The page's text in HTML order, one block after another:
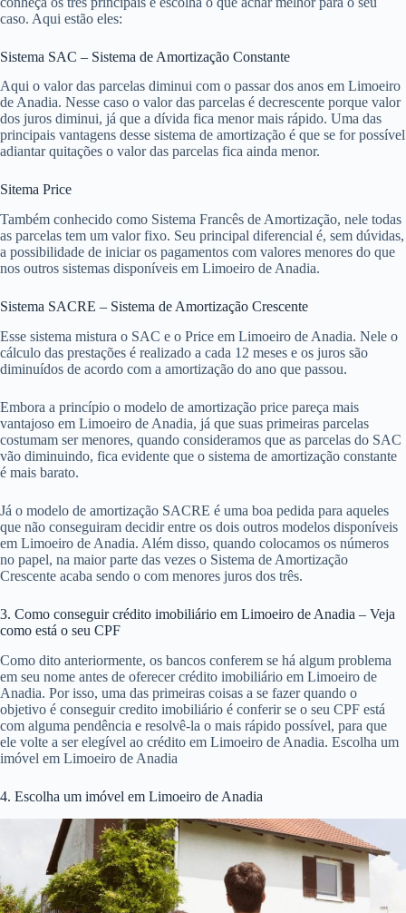
caso. Aqui estão eles:
Sistema SAC – Sistema de Amortização Constante
Aqui o valor das parcelas diminui com o passar dos anos em Limoeiro
de Anadia. Nesse caso o valor das parcelas é decrescente porque valor
dos juros diminui, já que a dívida fica menor mais rápido. Uma das
principais vantagens desse sistema de amortização é que se for possível
adiantar quitações o valor das parcelas fica ainda menor.
Sitema Price
Também conhecido como Sistema Francês de Amortização, nele todas
as parcelas tem um valor fixo. Seu principal diferencial é, sem dúvidas,
a possibilidade de iniciar os pagamentos com valores menores do que
nos outros sistemas disponíveis em Limoeiro de Anadia.
Sistema SACRE – Sistema de Amortização Crescente
Esse sistema mistura o SAC e o Price em Limoeiro de Anadia. Nele o
cálculo das prestações é realizado a cada 12 meses e os juros são
diminuídos de acordo com a amortização do ano que passou.
Embora a princípio o modelo de amortização price pareça mais
vantajoso em Limoeiro de Anadia, já que suas primeiras parcelas
costumam ser menores, quando consideramos que as parcelas do SAC
vão diminuindo, fica evidente que o sistema de amortização constante
é mais barato.
Já o modelo de amortização SACRE é uma boa pedida para aqueles
que não conseguiram decidir entre os dois outros modelos disponíveis
em Limoeiro de Anadia. Além disso, quando colocamos os números
no papel, na maior parte das vezes o Sistema de Amortização
Crescente acaba sendo o com menores juros dos três.
3. Como conseguir crédito imobiliário em Limoeiro de Anadia – Veja
como está o seu CPF
Como dito anteriormente, os bancos conferem se há algum problema
em seu nome antes de oferecer crédito imobiliário em Limoeiro de
Anadia. Por isso, uma das primeiras coisas a se fazer quando o
objetivo é conseguir credito imobiliário é conferir se o seu CPF está
com alguma pendência e resolvê-la o mais rápido possível, para que
ele volte a ser elegível ao crédito em Limoeiro de Anadia. Escolha um
imóvel em Limoeiro de Anadia
4. Escolha um imóvel em Limoeiro de Anadia